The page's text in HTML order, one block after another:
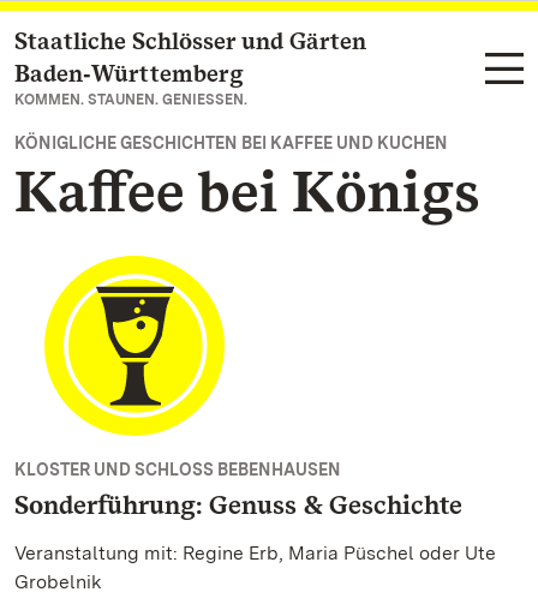
Zum Hauptinhalt springen
Staatliche Schlösser und Gärten
Baden‑Württemberg
KOMMEN. STAUNEN. GENIESSEN.
KÖNIGLICHE GESCHICHTEN BEI KAFFEE UND KUCHEN
Kaffee bei Königs
KLOSTER UND SCHLOSS BEBENHAUSEN
Sonderführung: Genuss & Geschichte
Veranstaltung mit: Regine Erb, Maria Püschel oder Ute
Grobelnik